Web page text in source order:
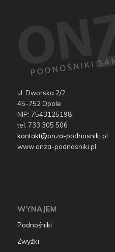
ul. Dworska 2/2
45-752 Opole
NIP: 7543125198
tel. 733 305 506
kontakt@onza-podnosniki.pl
www.onza-podnosniki.pl
WYNAJEM
Podnośniki
Zwyżki